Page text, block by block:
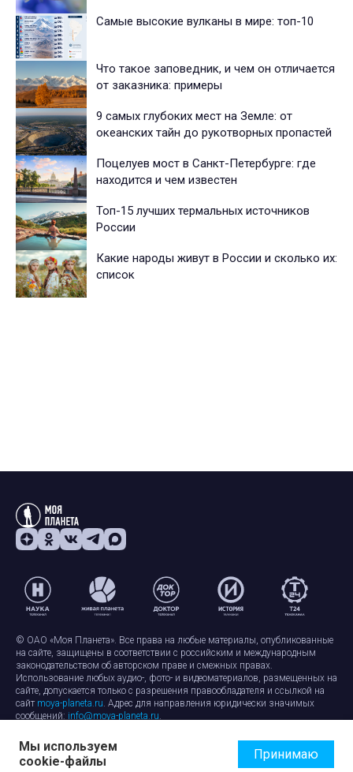
Самые высокие вулканы в мире: топ-10
Что такое заповедник, и чем он отличается
от заказника: примеры
9 самых глубоких мест на Земле: от
океанских тайн до рукотворных пропастей
Поцелуев мост в Санкт-Петербурге: где
находится и чем известен
Топ-15 лучших термальных источников
России
Какие народы живут в России и сколько их:
список
© ОАО «Моя Планета». Все права на любые материалы, опубликованные
на сайте, защищены в соответствии с российским и международным
законодательством об авторском праве и смежных правах.
Использование любых аудио-, фото- и видеоматериалов, размещенных на
сайте, допускается только с разрешения правообладателя и ссылкой на
сайт moya-planeta.ru. Адрес для направления юридически значимых
сообщений: info@moya-planeta.ru.
Правила сайтаРабота с cookie-файлами
Защита персональных данных
Обработка персональных данных
Мы используем
cookie-файлы
Принимаю